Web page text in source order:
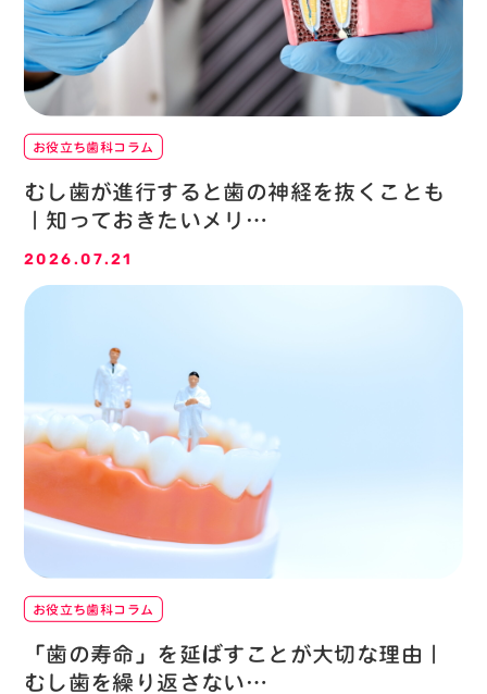
お役立ち歯科コラム
むし歯が進行すると歯の神経を抜くことも
｜知っておきたいメリ…
2026.07.21
お役立ち歯科コラム
「歯の寿命」を延ばすことが大切な理由｜
むし歯を繰り返さない…